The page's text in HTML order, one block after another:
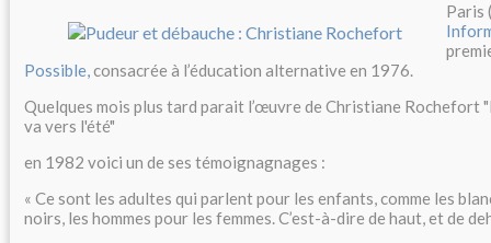
Paris
Possible,consacrée à l’éducation alternative en 1976.
Quelques mois plus tard parait l’œuvre de Christiane Rochefort
va vers l'été"
en 1982 voici un de ses témoignagnages :
« Ce sont les adultes qui parlent pour les enfants, comme les
noirs, les hommes pour les femmes. C’est-à-dire de haut, et de